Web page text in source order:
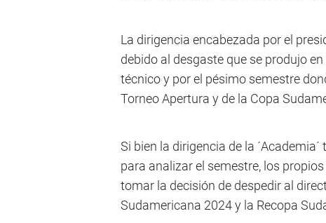
La dirigencia encabezada por el
debido al desgaste que se produjo
técnico y por el pésimo semestre
Torneo Apertura y de la Copa
Si bien la dirigencia de la
para analizar el semestre, los
tomar la decisión de despedir al
Sudamericana 2024 y la Recopa